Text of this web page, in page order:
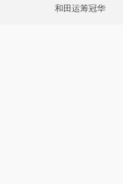
和田运筹冠华